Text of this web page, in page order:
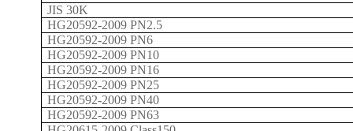
JIS 30K
HG20592-2009 PN2.5
HG20592-2009 PN6
HG20592-2009 PN10
HG20592-2009 PN16
HG20592-2009 PN25
HG20592-2009 PN40
HG20592-2009 PN63